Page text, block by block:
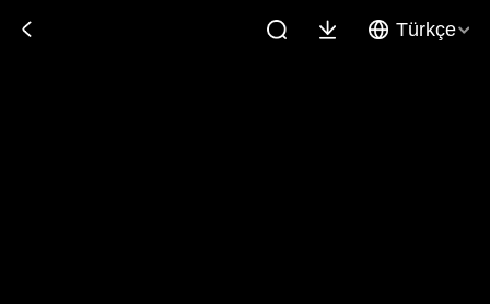
Türkçe